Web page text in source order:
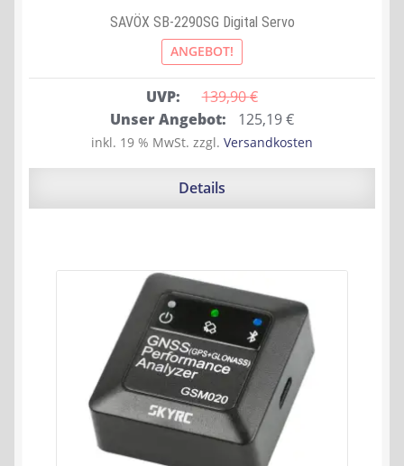
SAVÖX SB-2290SG Digital Servo
ANGEBOT!
UVP: 139,90 €
Ursprünglicher
Preis
war:
Unser Angebot: 125,19€Aktueller
Preis
ist:
inkl. 19 % MwSt. zzgl. Versandkosten
Details